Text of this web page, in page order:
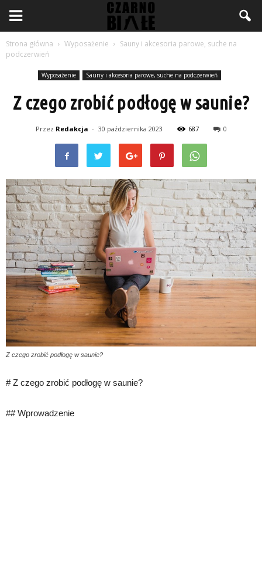
Strona główna Wyposażenie
Sauny i akcesoria parowe, suche na
podczerwień
Wyposażenie Sauny i akcesoria parowe, suche na podczerwień
Z czego zrobić podłogę w saunie?
Przez Redakcja - 30 października 2023 687 0
Z czego zrobić podłogę w saunie?
# Z czego zrobić podłogę w saunie?
## Wprowadzenie